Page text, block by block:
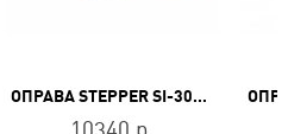
ОПРАВА STEPPER SI-30208 F510